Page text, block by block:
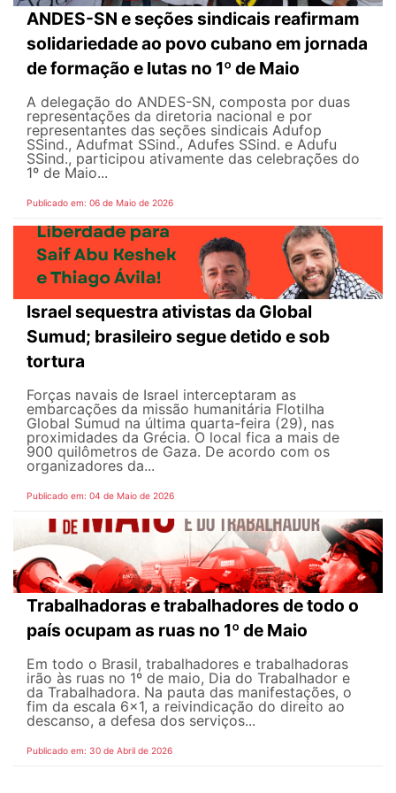
ANDES-SN e seções sindicais reafirmam
solidariedade ao povo cubano em jornada
de formação e lutas no 1º de Maio
A delegação do ANDES-SN, composta por duas
representações da diretoria nacional e por
representantes das seções sindicais Adufop
SSind., Adufmat SSind., Adufes SSind. e Adufu
SSind., participou ativamente das celebrações do
1º de Maio...
Publicado em: 06 de Maio de 2026
Israel sequestra ativistas da Global
Sumud; brasileiro segue detido e sob
tortura
Forças navais de Israel interceptaram as
embarcações da missão humanitária Flotilha
Global Sumud na última quarta-feira (29), nas
proximidades da Grécia. O local fica a mais de
900 quilômetros de Gaza. De acordo com os
organizadores da...
Publicado em: 04 de Maio de 2026
Trabalhadoras e trabalhadores de todo o
país ocupam as ruas no 1º de Maio
Em todo o Brasil, trabalhadores e trabalhadoras
irão às ruas no 1º de maio, Dia do Trabalhador e
da Trabalhadora. Na pauta das manifestações, o
fim da escala 6×1, a reivindicação do direito ao
descanso, a defesa dos serviços...
Publicado em: 30 de Abril de 2026